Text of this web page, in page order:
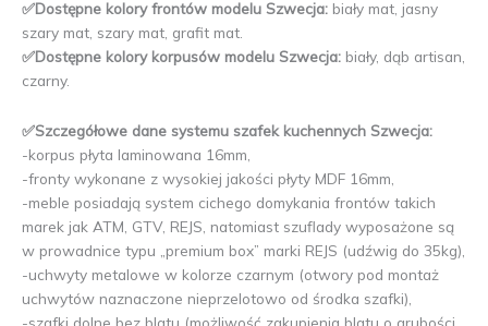
✅Dostępne kolory frontów modelu Szwecja: biały mat, jasny
szary mat, szary mat, grafit mat.
✅Dostępne kolory korpusów modelu Szwecja: biały, dąb artisan,
czarny.
✅Szczegółowe dane systemu szafek kuchennych Szwecja:
-korpus płyta laminowana 16mm,
-fronty wykonane z wysokiej jakości płyty MDF 16mm,
-meble posiadają system cichego domykania frontów takich
marek jak ATM, GTV, REJS, natomiast szuflady wyposażone są
w prowadnice typu „premium box” marki REJS (udźwig do 35kg),
-uchwyty metalowe w kolorze czarnym (otwory pod montaż
uchwytów naznaczone nieprzelotowo od środka szafki),
-szafki dolne bez blatu (możliwość zakupienia blatu o grubości